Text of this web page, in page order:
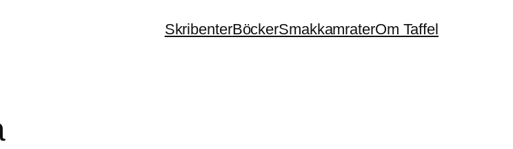
SkribenterBöckerSmakkamraterOm Taffel